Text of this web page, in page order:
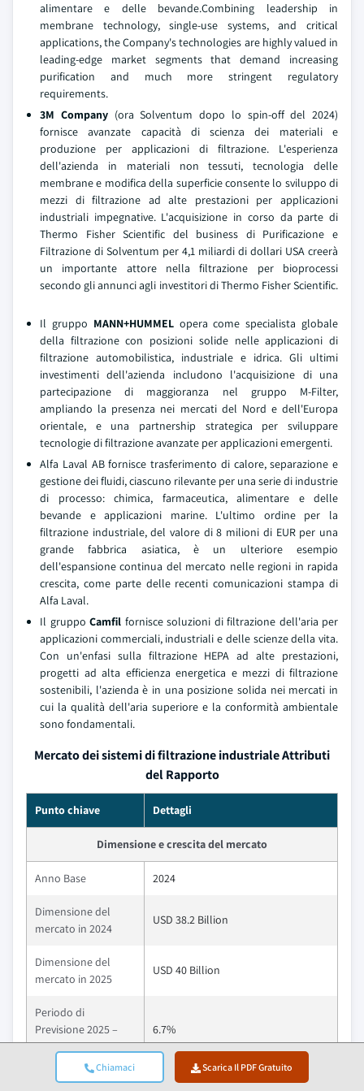
Chiamaci Scarica Il PDF Gratuito
alimentare e delle bevande.Combining leadership in
membrane technology, single-use systems, and critical
applications, the Company's technologies are highly valued in
leading-edge market segments that demand increasing
purification and much more stringent regulatory
requirements.
3M Company(ora Solventum dopo lo spin-off del 2024)
fornisce avanzate capacità di scienza dei materiali e
produzione per applicazioni di filtrazione. L'esperienza
dell'azienda in materiali non tessuti, tecnologia delle
membrane e modifica della superficie consente lo sviluppo di
mezzi di filtrazione ad alte prestazioni per applicazioni
industriali impegnative. L'acquisizione in corso da parte di
Thermo Fisher Scientific del business di Purificazione e
Filtrazione di Solventum per 4,1 miliardi di dollari USA creerà
un importante attore nella filtrazione per bioprocessi
secondo gli annunci agli investitori di Thermo Fisher Scientific.
Il gruppo MANN+HUMMELopera come specialista globale
della filtrazione con posizioni solide nelle applicazioni di
filtrazione automobilistica, industriale e idrica. Gli ultimi
investimenti dell'azienda includono l'acquisizione di una
partecipazione di maggioranza nel gruppo M-Filter,
ampliando la presenza nei mercati del Nord e dell'Europa
orientale, e una partnership strategica per sviluppare
tecnologie di filtrazione avanzate per applicazioni emergenti.
Alfa Laval AB fornisce trasferimento di calore, separazione e
gestione dei fluidi, ciascuno rilevante per una serie di industrie
di processo: chimica, farmaceutica, alimentare e delle
bevande e applicazioni marine. L'ultimo ordine per la
filtrazione industriale, del valore di 8 milioni di EUR per una
grande fabbrica asiatica, è un ulteriore esempio
dell'espansione continua del mercato nelle regioni in rapida
crescita, come parte delle recenti comunicazioni stampa di
Alfa Laval.
Il gruppo Camfil fornisce soluzioni di filtrazione dell'aria per
applicazioni commerciali, industriali e delle scienze della vita.
Con un'enfasi sulla filtrazione HEPA ad alte prestazioni,
progetti ad alta efficienza energetica e mezzi di filtrazione
sostenibili, l'azienda è in una posizione solida nei mercati in
cui la qualità dell'aria superiore e la conformità ambientale
sono fondamentali.
Mercato dei sistemi di filtrazione industriale Attributi
del Rapporto
Punto chiave Dettagli
Dimensione e crescita del mercato
Anno Base 2024
Dimensione del
mercato in 2024
USD 38.2 Billion
Dimensione del
mercato in 2025
USD 40 Billion
Periodo di
Previsione 2025 –
2034 CAGR
6.7%
Dimensione del
USD 71.9 Billion